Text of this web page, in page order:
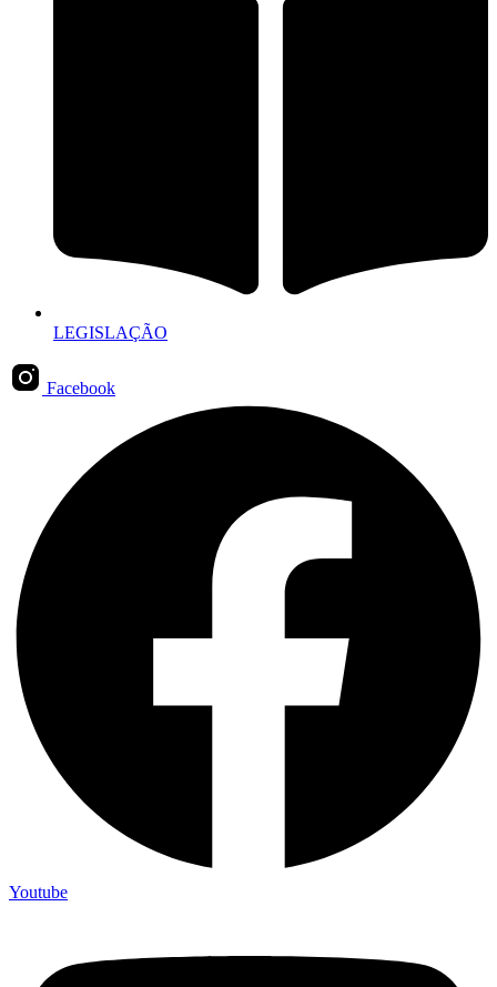
LEGISLAÇÃO
Facebook
Youtube